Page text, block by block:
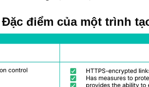
điểm của một trình